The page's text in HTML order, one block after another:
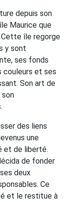
depuis son
Maurice que
île regorge
y sont
ses fonds
couleurs et ses
Son art de
des liens
une
et de liberté.
de fonder
deux
Ce
et le restitue à